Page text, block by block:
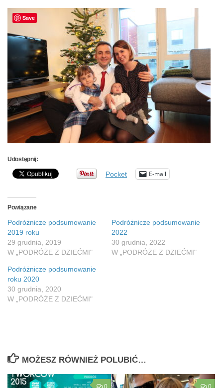
Udostępnij:
Pocket E-mail
Powiązane
Podróżnicze podsumowanie
2019 roku
29 grudnia, 2019
W „PODRÓŻE Z DZIEĆMI"
Podróżnicze podsumowanie
2022
30 grudnia, 2022
W „PODRÓŻE Z DZIEĆMI"
Podróżnicze podsumowanie
roku 2020
30 grudnia, 2020
W „PODRÓŻE Z DZIEĆMI"
MOŻESZ RÓWNIEŻ POLUBIĆ…
0 0
Save